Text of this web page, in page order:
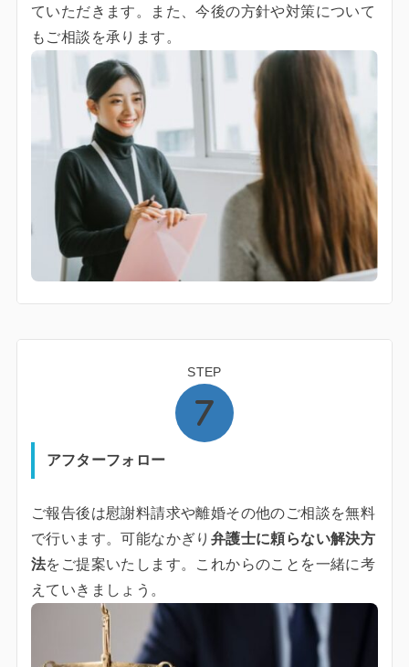
ていただきます。また、今後の方針や対策について
もご相談を承ります。
STEP
アフターフォロー
ご報告後は慰謝料請求や離婚その他のご相談を無料
で行います。可能なかぎり 弁護士に頼らない解決方
法をご提案いたします。これからのことを一緒に考
えていきましょう。